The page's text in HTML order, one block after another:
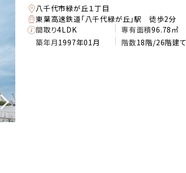
八千代市緑が丘１丁目
東葉高速鉄道「八千代緑が丘」駅 徒歩2分
間取り4LDK 専有面積96.78㎡
築年月1997年01月 階数18階/26階建て